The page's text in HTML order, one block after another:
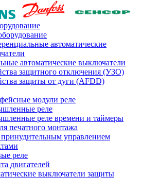
автоматические
автоматические выключатели
защитного отключения (УЗО)
защиты от дуги (AFDD)
модули реле
реле
реле времени и таймеры
печатного монтажа
принудительным управлением
реле
двигателей
выключатели защиты